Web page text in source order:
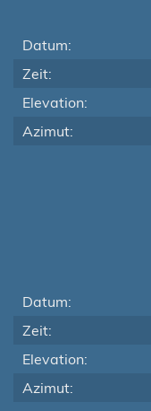
Datum:
Zeit:
Elevation:
Azimut:
Datum:
Zeit:
Elevation:
Azimut: